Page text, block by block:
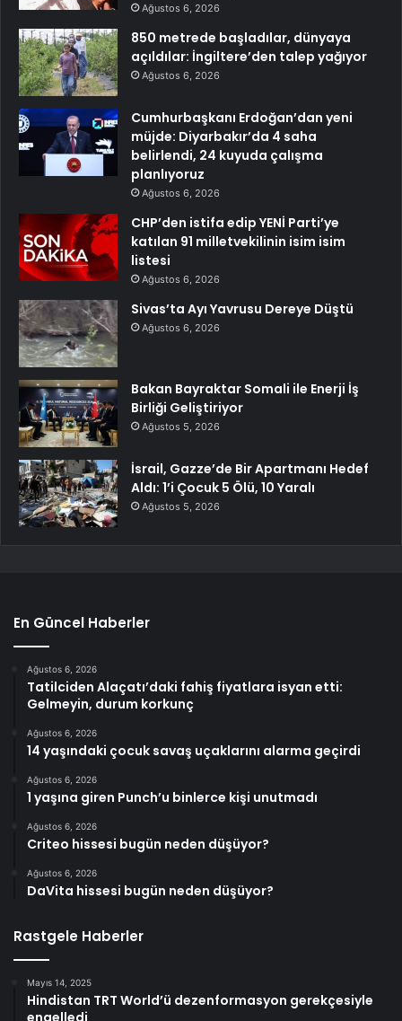
Ağustos 6, 2026
850 metrede başladılar, dünyaya
açıldılar: İngiltere’den talep yağıyor
Ağustos 6, 2026
Cumhurbaşkanı Erdoğan’dan yeni
müjde: Diyarbakır’da 4 saha
belirlendi, 24 kuyuda çalışma
planlıyoruz
Ağustos 6, 2026
CHP’den istifa edip YENİ Parti’ye
katılan 91 milletvekilinin isim isim
listesi
Ağustos 6, 2026
Sivas’ta Ayı Yavrusu Dereye Düştü
Ağustos 6, 2026
Bakan Bayraktar Somali ile Enerji İş
Birliği Geliştiriyor
Ağustos 5, 2026
İsrail, Gazze’de Bir Apartmanı Hedef
Aldı: 1’i Çocuk 5 Ölü, 10 Yaralı
Ağustos 5, 2026
En Güncel Haberler
Ağustos 6, 2026
Tatilciden Alaçatı’daki fahiş fiyatlara isyan etti:
Gelmeyin, durum korkunç
Ağustos 6, 2026
14 yaşındaki çocuk savaş uçaklarını alarma geçirdi
Ağustos 6, 2026
1 yaşına giren Punch’u binlerce kişi unutmadı
Ağustos 6, 2026
Criteo hissesi bugün neden düşüyor?
Ağustos 6, 2026
DaVita hissesi bugün neden düşüyor?
Rastgele Haberler
Mayıs 14, 2025
Hindistan TRT World’ü dezenformasyon gerekçesiyle